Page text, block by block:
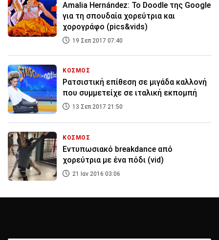
Amalia Hernández: Το Doodle της Google
για τη σπουδαία χορεύτρια και
χορογράφο (pics&vids)
19 Σεπ 2017 07:40
ΚΟΣΜΟΣ
Ρατσιστική επίθεση σε μιγάδα καλλονή
που συμμετείχε σε ιταλική εκπομπή
13 Σεπ 2017 21:50
ΚΟΣΜΟΣ
Εντυπωσιακό breakdance από
χορεύτρια με ένα πόδι (vid)
21 Ιαν 2016 03:06